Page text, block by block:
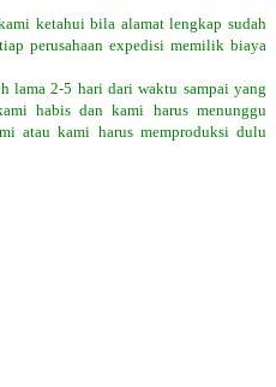
ketahui bila alamat lengkap sudah
perusahaan expedisi memilik biaya
lama 2-5 hari dari waktu sampai yang
habis dan kami harus menunggu
atau kami harus memproduksi dulu